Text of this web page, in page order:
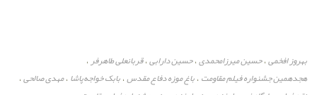
بهروز افخمی،حسین میرزامحمدی،حسین دارابی،قربانعلی طاهرفر،
هجدهمین جشنواره فیلم مقاومت ،باغ موزه دفاع مقدس،بابک خواجه‌پاشا ،مهدی صالحی،